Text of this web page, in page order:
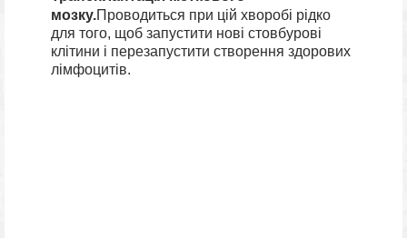
мозку.Проводиться при цій хворобі рідко
для того, щоб запустити нові стовбурові
клітини і перезапустити створення здорових
лімфоцитів.